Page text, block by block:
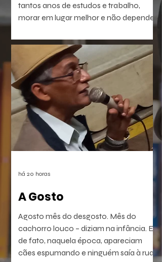
tantos anos de estudos e trabalho,
morar em lugar melhor e não depender
de Janeiro profundo. Mas vinha se
preparando pra isso. Seu dia ia chegar.
A Gosto
Agosto mês do desgosto. Mês do
cachorro louco – diziam na infância. E
de fato, naquela época, apareciam
cães espumando e ninguém saía à rua.
há 20 horas